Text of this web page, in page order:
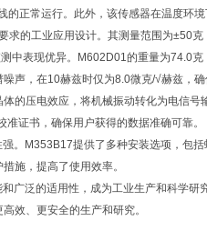
正常运行。此外，该传感器在温度环
的工业应用设计。其测量范围为±50
中表现优异。M602D01的重量为74.0
声，在10赫兹时仅为8.0微克/√赫兹，确
的压电效应，将机械振动转化为电信
证书，确保用户获得的数据准确可靠。
。M353B17提供了多种安装选项，包
施，提高了使用效率。
广泛的适用性，成为工业生产和科学研
效、更安全的生产和研究。